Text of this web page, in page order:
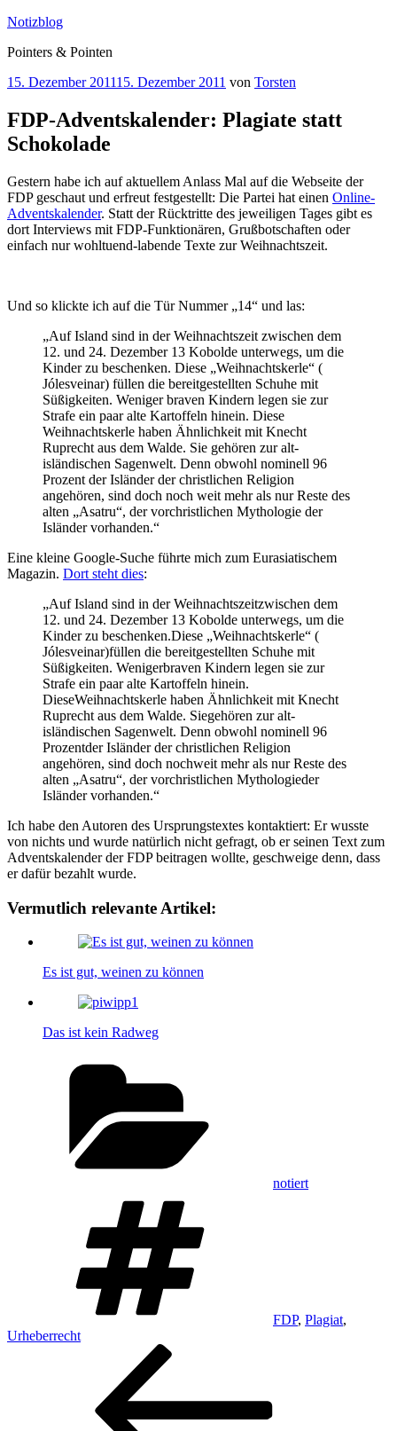
Zum
springen
Notizblog
Pointers & Pointen
Veröffentlicht
15. Dezember 201115. Dezember 2011 von Torsten
FDP-Adventskalender: Plagiate statt
Schokolade
Gestern habe ich auf aktuellem Anlass Mal auf die Webseite der
FDP geschaut und erfreut festgestellt: Die Partei hat einen Online-
Adventskalender. Statt der Rücktritte des jeweiligen Tages gibt es
dort Interviews mit FDP-Funktionären, Grußbotschaften oder
einfach nur wohltuend-labende Texte zur Weihnachtszeit.
Und so klickte ich auf die Tür Nummer „14“ und las:
„Auf Island sind in der Weihnachtszeit zwischen dem
12. und 24. Dezember 13 Kobolde unterwegs, um die
Kinder zu beschenken. Diese „Weihnachtskerle“ (
Jólesveinar) füllen die bereitgestellten Schuhe mit
Süßigkeiten. Weniger braven Kindern legen sie zur
Strafe ein paar alte Kartoffeln hinein. Diese
Weihnachtskerle haben Ähnlichkeit mit Knecht
Ruprecht aus dem Walde. Sie gehören zur alt-
isländischen Sagenwelt. Denn obwohl nominell 96
Prozent der Isländer der christlichen Religion
angehören, sind doch noch weit mehr als nur Reste des
alten „Asatru“, der vorchristlichen Mythologie der
Isländer vorhanden.“
Eine kleine Google-Suche führte mich zum Eurasiatischem
Magazin. Dort steht dies:
„Auf Island sind in der Weihnachtszeitzwischen dem
12. und 24. Dezember 13 Kobolde unterwegs, um die
Kinder zu beschenken.Diese „Weihnachtskerle“ (
Jólesveinar)füllen die bereitgestellten Schuhe mit
Süßigkeiten. Wenigerbraven Kindern legen sie zur
Strafe ein paar alte Kartoffeln hinein.
DieseWeihnachtskerle haben Ähnlichkeit mit Knecht
Ruprecht aus dem Walde. Siegehören zur alt-
isländischen Sagenwelt. Denn obwohl nominell 96
Prozentder Isländer der christlichen Religion
angehören, sind doch nochweit mehr als nur Reste des
alten „Asatru“, der vorchristlichen Mythologieder
Isländer vorhanden.“
Ich habe den Autoren des Ursprungstextes kontaktiert: Er wusste
von nichts und wurde natürlich nicht gefragt, ob er seinen Text zum
Adventskalender der FDP beitragen wollte, geschweige denn, dass
er dafür bezahlt wurde.
Vermutlich relevante Artikel:
Es ist gut, weinen zu können
Das ist kein Radweg
notiert
FDP, Plagiat,
Urheberrecht
Beitragsnavigation